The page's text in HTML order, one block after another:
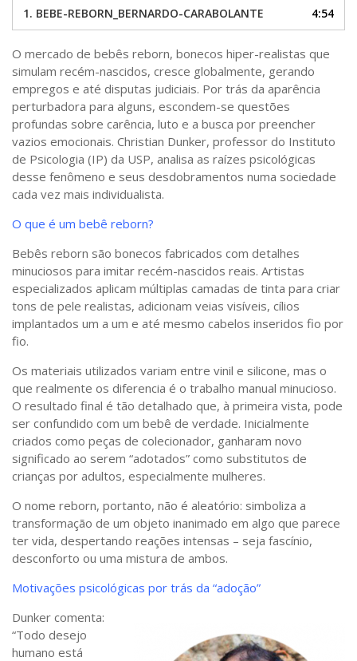
Sobre o Portal
áudio
1. BEBE-REBORN_BERNARDO-CARABOLANTE 4:54
O mercado de bebês reborn, bonecos hiper-realistas que
simulam recém-nascidos, cresce globalmente, gerando
empregos e até disputas judiciais. Por trás da aparência
perturbadora para alguns, escondem-se questões
profundas sobre carência, luto e a busca por preencher
vazios emocionais. Christian Dunker, professor do Instituto
de Psicologia (IP) da USP, analisa as raízes psicológicas
desse fenômeno e seus desdobramentos numa sociedade
cada vez mais individualista.
O que é um bebê reborn?
Bebês reborn são bonecos fabricados com detalhes
minuciosos para imitar recém-nascidos reais. Artistas
especializados aplicam múltiplas camadas de tinta para criar
tons de pele realistas, adicionam veias visíveis, cílios
implantados um a um e até mesmo cabelos inseridos fio por
fio.
Os materiais utilizados variam entre vinil e silicone, mas o
que realmente os diferencia é o trabalho manual minucioso.
O resultado final é tão detalhado que, à primeira vista, pode
ser confundido com um bebê de verdade. Inicialmente
criados como peças de colecionador, ganharam novo
significado ao serem “adotados” como substitutos de
crianças por adultos, especialmente mulheres.
O nome reborn, portanto, não é aleatório: simboliza a
transformação de um objeto inanimado em algo que parece
ter vida, despertando reações intensas – seja fascínio,
desconforto ou uma mistura de ambos.
Motivações psicológicas por trás da “adoção”
Dunker comenta:
“Todo desejo
humano está